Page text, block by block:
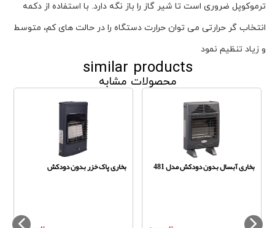
ترموکوپل ضروری است تا شیر گاز را باز نگه دارد. با استفاده از دکمه
انتخاب گر حرارتی می توان حرارت دستگاه را در حالت های کم، متوسط
و زیاد تنظیم نمود
similar products
محصولات مشابه
بخاری پاک خزر بدون دودکش بخاری آبسال بدون دودکش مدل 481